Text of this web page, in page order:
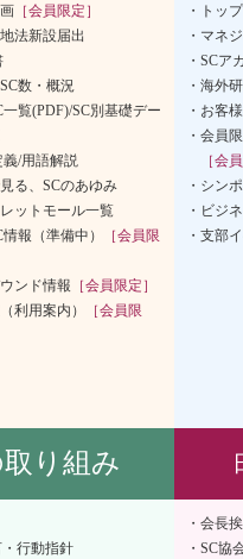
［会員限定］
法新設届出
数・概況
一覧(PDF)/SC別基礎デー
義/用語解説
る、SCのあゆみ
ットモール一覧
報（準備中）
［会員限
ンド情報 ［会員限定］
利用案内）
［会員限
トッ
マネ
SCア
海外
お客
会員
［会
シン
ビジ
支部
り組み
・行動指針
会長
SC協